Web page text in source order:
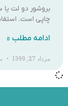
بروشور دو لت
چاپی است.
ادامه مطلب »
مرداد 27, 1399